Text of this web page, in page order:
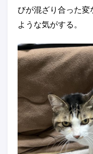
びが混ざり合った変
ような気がする。